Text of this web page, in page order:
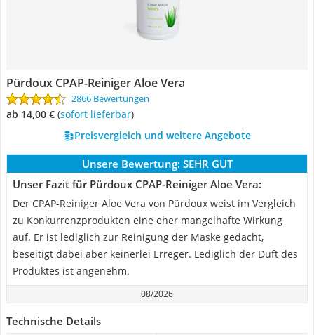
Pürdoux CPAP-Reiniger Aloe Vera
2866 Bewertungen
ab 14,00 € ( Sofort lieferbar)
Preisvergleich und weitere Angebote
Unsere Bewertung: SEHR GUT
Unser Fazit für Pürdoux CPAP-Reiniger Aloe Vera:
Der CPAP-Reiniger Aloe Vera von Pürdoux weist im Vergleich
zu Konkurrenzprodukten eine eher mangelhafte Wirkung
auf. Er ist lediglich zur Reinigung der Maske gedacht,
beseitigt dabei aber keinerlei Erreger. Lediglich der Duft des
Produktes ist angenehm.
08/2026
Technische Details